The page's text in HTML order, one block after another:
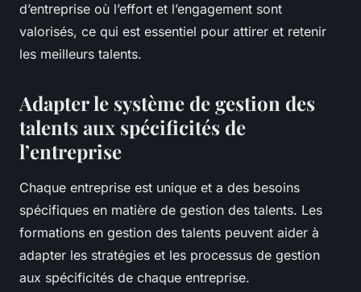
d’entreprise où l’effort et l’engagement sont
valorisés, ce qui est essentiel pour attirer et retenir
les meilleurs talents.
Adapter le système de gestion des
talents aux spécificités de
l’entreprise
Chaque entreprise est unique et a des besoins
spécifiques en matière de gestion des talents. Les
formations en gestion des talents peuvent aider à
adapter les stratégies et les processus de gestion
aux spécificités de chaque entreprise.